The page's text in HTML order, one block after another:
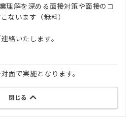
理解を深める面接対策や面接のコ
ないます（無料）
絡いたします。
面で実施となります。
閉じる